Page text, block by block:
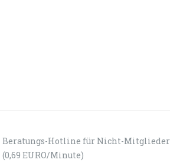
Beratungs-Hotline für Nicht-Mitglieder
(0,69 EURO/Minute)